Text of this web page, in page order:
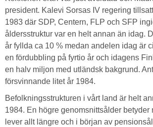
president. Kalevi Sorsas IV regering
1983 där SDP, Centern, FLP och SFP
åldersstruktur var en helt annan än idag.
år fyllda ca 10 % medan andelen idag är
en fördubbling på fyrtio år och idagens
en halv miljon med utländsk bakgrund.
försvinnande litet år 1984.
Befolkningsstrukturen i vårt land är helt
1984. En högre genomsnittsålder betyder
lever allt längre och i början av